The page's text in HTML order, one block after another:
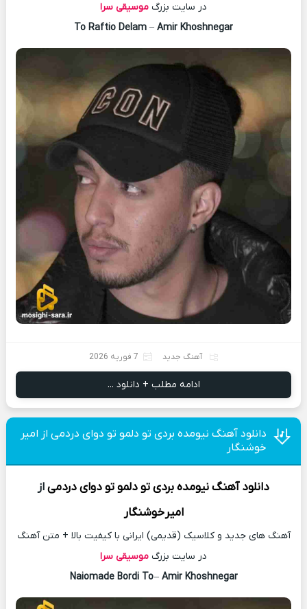
در سایت بزرگ موسیقی سرا
To Raftio Delam – Amir Khoshnegar
آهنگ جدید 7 فوریه 2026
ادامه مطلب + دانلود ...
دانلود آهنگ نیومده بردی تو دلمو تو دوای دردمی از امیر
خوشنگار
دانلود آهنگنیومده بردی تو دلمو تو دوای دردمیاز
امیرخوشنگار
آهنگ های جدید و کلاسیک (قدیمی) ایرانی با کیفیت بالا + متن آهنگ
در سایت بزرگ موسیقی سرا
Naiomade Bordi To– Amir Khoshnegar